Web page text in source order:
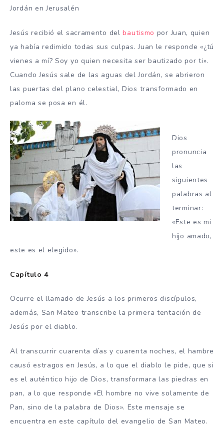
Jordán en Jerusalén
Jesús recibió el sacramento del bautismo por Juan, quien
ya había redimido todas sus culpas. Juan le responde «¿tú
vienes a mí? Soy yo quien necesita ser bautizado por ti».
Cuando Jesús sale de las aguas del Jordán, se abrieron
las puertas del plano celestial, Dios transformado en
paloma se posa en él.
Dios
pronuncia
las
siguientes
palabras al
terminar:
«Este es mi
hijo amado,
este es el elegido».
Capítulo 4
Ocurre el llamado de Jesús a los primeros discípulos,
además, San Mateo transcribe la primera tentación de
Jesús por el diablo.
Al transcurrir cuarenta días y cuarenta noches, el hambre
causó estragos en Jesús, a lo que el diablo le pide, que si
es el auténtico hijo de Dios, transformara las piedras en
pan, a lo que responde «El hombre no vive solamente de
Pan, sino de la palabra de Dios». Este mensaje se
encuentra en este capítulo del evangelio de San Mateo.